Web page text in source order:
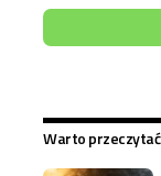
Warto przeczytać